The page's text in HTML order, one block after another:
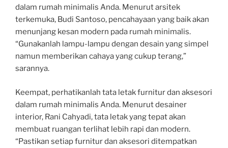
dalam rumah minimalis Anda. Menurut arsitek
terkemuka, Budi Santoso, pencahayaan yang baik akan
menunjang kesan modern pada rumah minimalis.
“Gunakanlah lampu-lampu dengan desain yang simpel
namun memberikan cahaya yang cukup terang,”
sarannya.
Keempat, perhatikanlah tata letak furnitur dan aksesori
dalam rumah minimalis Anda. Menurut desainer
interior, Rani Cahyadi, tata letak yang tepat akan
membuat ruangan terlihat lebih rapi dan modern.
“Pastikan setiap furnitur dan aksesori ditempatkan